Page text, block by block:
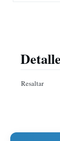
Resaltar